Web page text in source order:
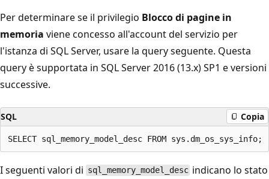
Per determinare se il privilegio Blocco di pagine in
memoria viene concesso all'account del servizio per
l'istanza di SQL Server, usare la query seguente. Questa
query è supportata in SQL Server 2016 (13.x) SP1 e versioni
successive.
SQL Copia
I seguenti valori di sql_memory_model_desc indicano lo stato